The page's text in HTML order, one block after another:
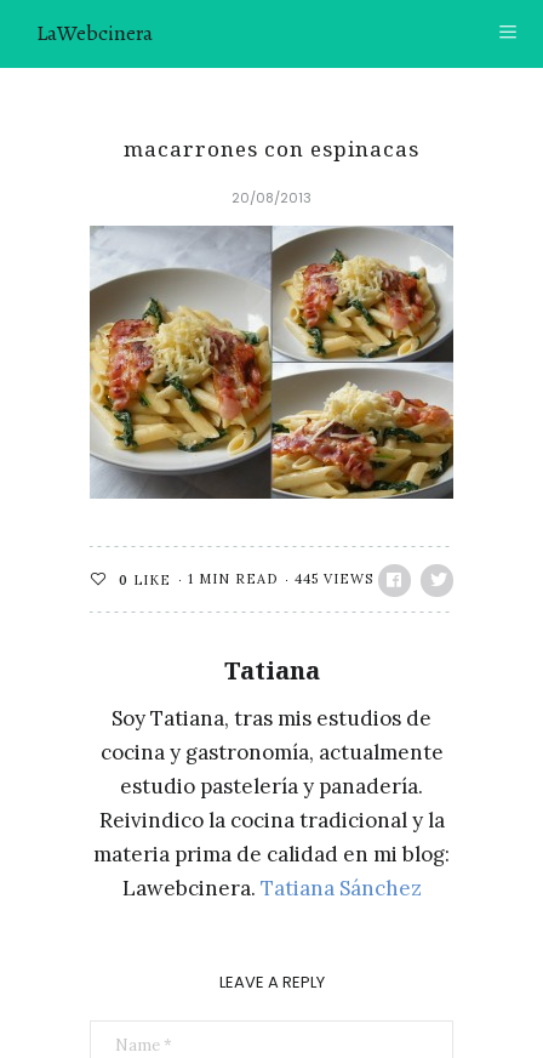
LaWebcinera
CONTACTO
SOBRE MÍ
¿TE GUSTARÍA UNIRTE A NUESTRA AVENTURA GASTRON
ÓMICA?
ÚNETE A LA NEWSLETTER
RECOMENDACIONES
macarrones con espinacas
20/08/2013
0 LIKE 1 MIN READ 445 VIEWS
Tatiana
Soy Tatiana, tras mis estudios de
cocina y gastronomía, actualmente
estudio pastelería y panadería.
Reivindico la cocina tradicional y la
materia prima de calidad en mi blog:
Lawebcinera. Tatiana Sánchez
LEAVE A REPLY